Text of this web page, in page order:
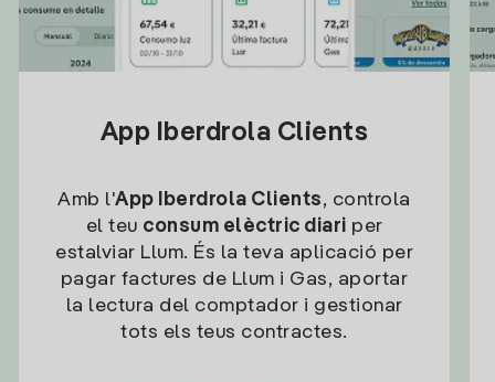
App Iberdrola Clients
Amb l'App Iberdrola Clients, controla
el teu consum elèctric diari per
estalviar Llum. És la teva aplicació per
pagar factures de Llum i Gas, aportar
la lectura del comptador i gestionar
tots els teus contractes.